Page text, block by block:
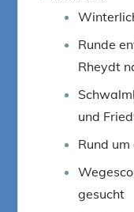
Runde
Rheydt
und
Rund
gesucht